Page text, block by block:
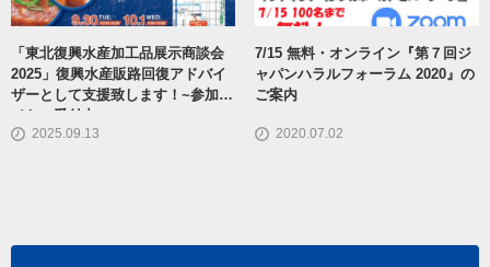
「東北復興水産加工品展示商談会
2025」復興水産販路回復アドバイ
ザーとして支援致します！~参加バ
イヤー受付中~
2025.09.13
7/15 無料・オンライン『第７回ジ
ャパンハラルフォーラム 2020』の
ご案内
2020.07.02